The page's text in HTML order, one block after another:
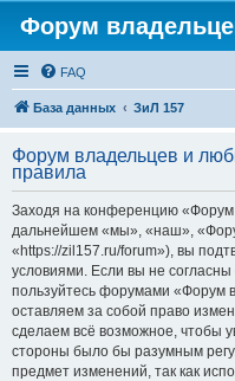
Форум
FAQ
База данных ЗиЛ 157
Форум владельцев и
правила
Заходя на конференцию
дальнейшем «мы», «наш»,
«https://zil157.ru/forum»), вы
условиями. Если вы не
пользуйтесь форумами «Форум
оставляем за собой право
сделаем всё возможное, чтобы
стороны было бы разумным
предмет изменений, так как